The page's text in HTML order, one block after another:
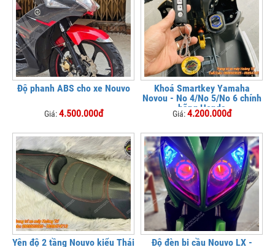
Độ phanh ABS cho xe Nouvo
Giá:4.500.000đ
Khoá Smartkey Yamaha
Novou - No 4/No 5/No 6 chính
hãng Honda
Giá:4.200.000đ
Yên độ 2 tầng Nouvo kiểu Thái
Độ đèn bi cầu Nouvo LX -